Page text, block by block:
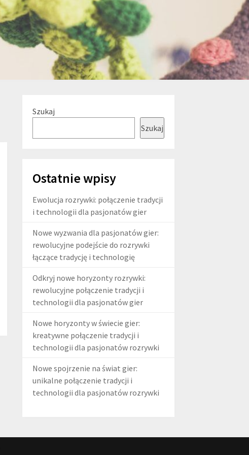
Szukaj
Szukaj
Ostatnie wpisy
Ewolucja rozrywki: połączenie tradycji
i technologii dla pasjonatów gier
Nowe wyzwania dla pasjonatów gier:
rewolucyjne podejście do rozrywki
łączące tradycję i technologię
Odkryj nowe horyzonty rozrywki:
rewolucyjne połączenie tradycji i
technologii dla pasjonatów gier
Nowe horyzonty w świecie gier:
kreatywne połączenie tradycji i
technologii dla pasjonatów rozrywki
Nowe spojrzenie na świat gier:
unikalne połączenie tradycji i
technologii dla pasjonatów rozrywki